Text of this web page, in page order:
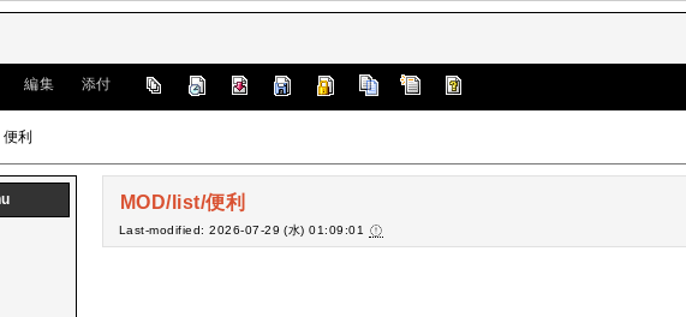
編集 添付
利
MOD/list/便利
Last-modified: 2026-07-29 (水) 01:09:01